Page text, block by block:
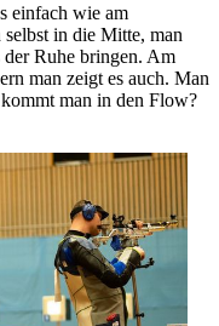
einfach wie am
in die Mitte, man
Ruhe bringen. Am
man zeigt es auch. Man
man in den Flow?